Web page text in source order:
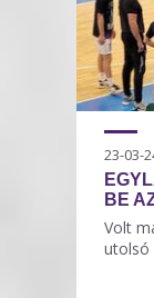
23-03-
BE
Volt
utolsó